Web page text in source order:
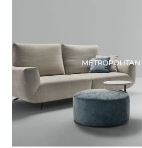
METROPOLITAN